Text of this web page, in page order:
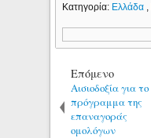
Κατηγορία: Ελλάδα
Επόμενο
Αισιοδοξία για το
πρόγραμμα της
επαναγοράς
ομολόγων